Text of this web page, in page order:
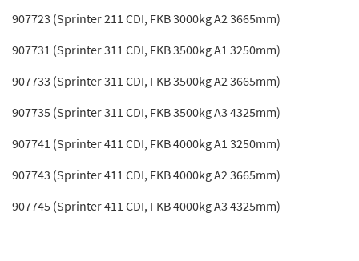
907723 (Sprinter 211 CDI, FKB 3000kg A2 3665mm)
907731 (Sprinter 311 CDI, FKB 3500kg A1 3250mm)
907733 (Sprinter 311 CDI, FKB 3500kg A2 3665mm)
907735 (Sprinter 311 CDI, FKB 3500kg A3 4325mm)
907741 (Sprinter 411 CDI, FKB 4000kg A1 3250mm)
907743 (Sprinter 411 CDI, FKB 4000kg A2 3665mm)
907745 (Sprinter 411 CDI, FKB 4000kg A3 4325mm)